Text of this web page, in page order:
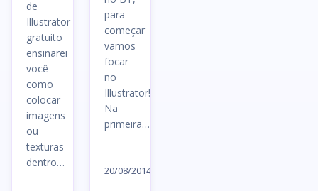
de
Illustrator
gratuito
ensinarei
você
como
colocar
imagens
ou
texturas
dentro…
para
começar
vamos
focar
no
Illustrator!
Na
primeira…
20/08/2014